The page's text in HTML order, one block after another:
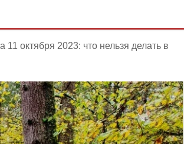
октября 2023: что нельзя делать в